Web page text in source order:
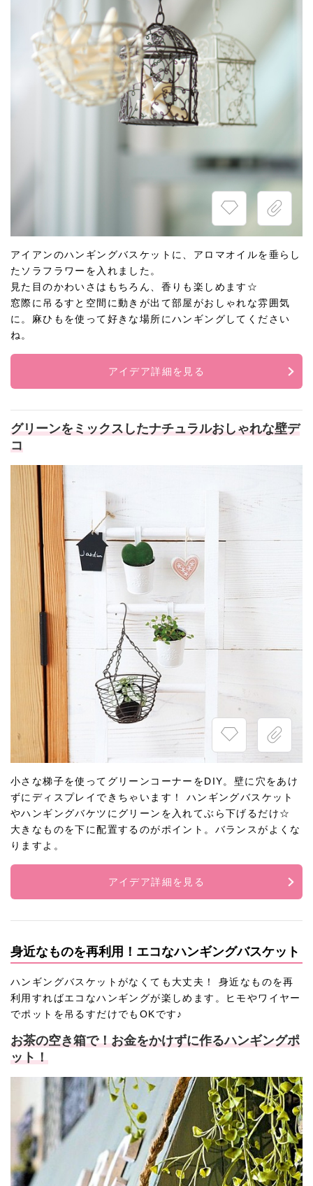
アイアンのハンギングバスケットに、アロマオイルを垂らし
たソラフラワーを入れました。
見た目のかわいさはもちろん、香りも楽しめます☆
窓際に吊るすと空間に動きが出て部屋がおしゃれな雰囲気
に。麻ひもを使って好きな場所にハンギングしてください
ね。
アイデア詳細を見る
グリーンをミックスしたナチュラルおしゃれな壁デ
コ
小さな梯子を使ってグリーンコーナーをDIY。壁に穴をあけ
ずにディスプレイできちゃいます！ ハンギングバスケット
やハンギングバケツにグリーンを入れてぶら下げるだけ☆
大きなものを下に配置するのがポイント。バランスがよくな
りますよ。
アイデア詳細を見る
身近なものを再利用！エコなハンギングバスケット
ハンギングバスケットがなくても大丈夫！ 身近なものを再
利用すればエコなハンギングが楽しめます。ヒモやワイヤー
でポットを吊るすだけでもOKです♪
お茶の空き箱で！お金をかけずに作るハンギングポ
ット！